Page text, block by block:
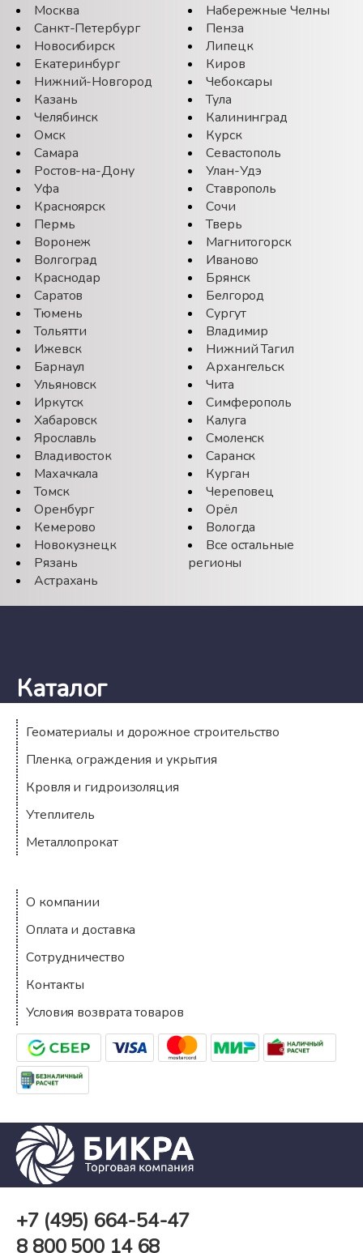
Москва
Санкт-Петербург
Новосибирск
Екатеринбург
Нижний-Новгород
Казань
Челябинск
Омск
Самара
Ростов-на-Дону
Уфа
Красноярск
Пермь
Воронеж
Волгоград
Краснодар
Саратов
Тюмень
Тольятти
Ижевск
Барнаул
Ульяновск
Иркутск
Хабаровск
Ярославль
Владивосток
Махачкала
Томск
Оренбург
Кемерово
Новокузнецк
Рязань
Астрахань
Набережные Челны
Пенза
Липецк
Киров
Чебоксары
Тула
Калининград
Курск
Севастополь
Улан-Удэ
Ставрополь
Сочи
Тверь
Магнитогорск
Иваново
Брянск
Белгород
Сургут
Владимир
Нижний Тагил
Архангельск
Чита
Симферополь
Калуга
Смоленск
Саранск
Курган
Череповец
Орёл
Вологда
Все остальные
регионы
Каталог
Геоматериалы и дорожное строительство
Пленка, ограждения и укрытия
Кровля и гидроизоляция
Утеплитель
Металлопрокат
Компания
О компании
Оплата и доставка
Сотрудничество
Контакты
Условия возврата товаров
+7 (495) 664-54-47
8 800500 14 68